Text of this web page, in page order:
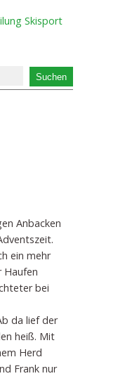
Anbacken
ein mehr
Haufen
bei
da lief der
heiß. Mit
Herd
Frank nur